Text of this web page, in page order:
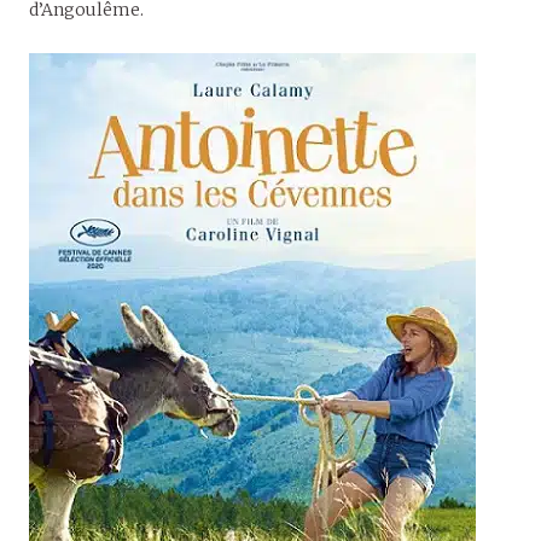
d’Angoulême.